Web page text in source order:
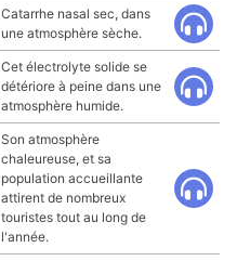
Catarrhe nasal sec, dans
une atmosphère sèche.
Cet électrolyte solide se
détériore à peine dans une
atmosphère humide.
Son atmosphère
chaleureuse, et sa
population accueillante
attirent de nombreux
touristes tout au long de
l'année.